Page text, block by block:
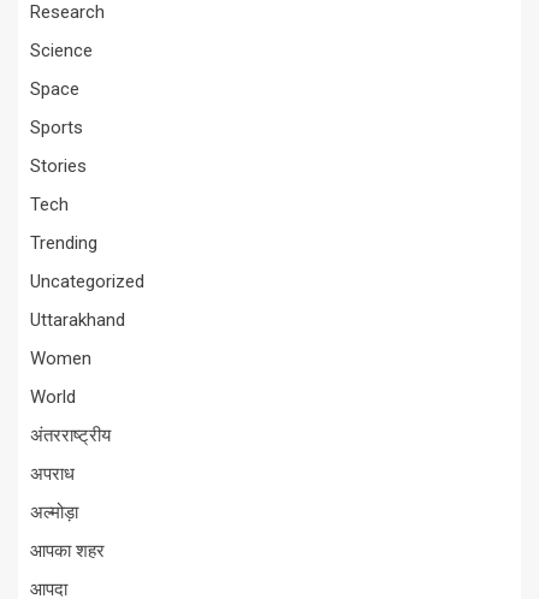
Research
Science
Space
Sports
Stories
Tech
Trending
Uncategorized
Uttarakhand
Women
World
अंतरराष्ट्रीय
अपराध
अल्मोड़ा
आपका शहर
आपदा